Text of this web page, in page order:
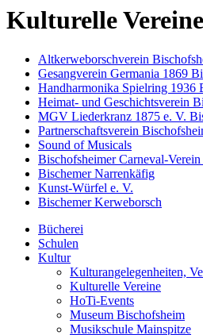
Kulturelle Vereine
Altkerweborschverein
Gesangverein Germania 1869
Handharmonika Spielring 1936
Heimat- und Geschichtsverein
MGV Liederkranz 1875 e. V.
Partnerschaftsverein
Sound of Musicals
Bischofsheimer Carneval-
Bischemer Narrenkäfig
Kunst-Würfel e. V.
Bischemer Kerweborsch
Bücherei
Schulen
Kultur
Kulturangelegenheiten,
Kulturelle Vereine
HoTi-Events
Museum Bischofsheim
Musikschule Mainspitze